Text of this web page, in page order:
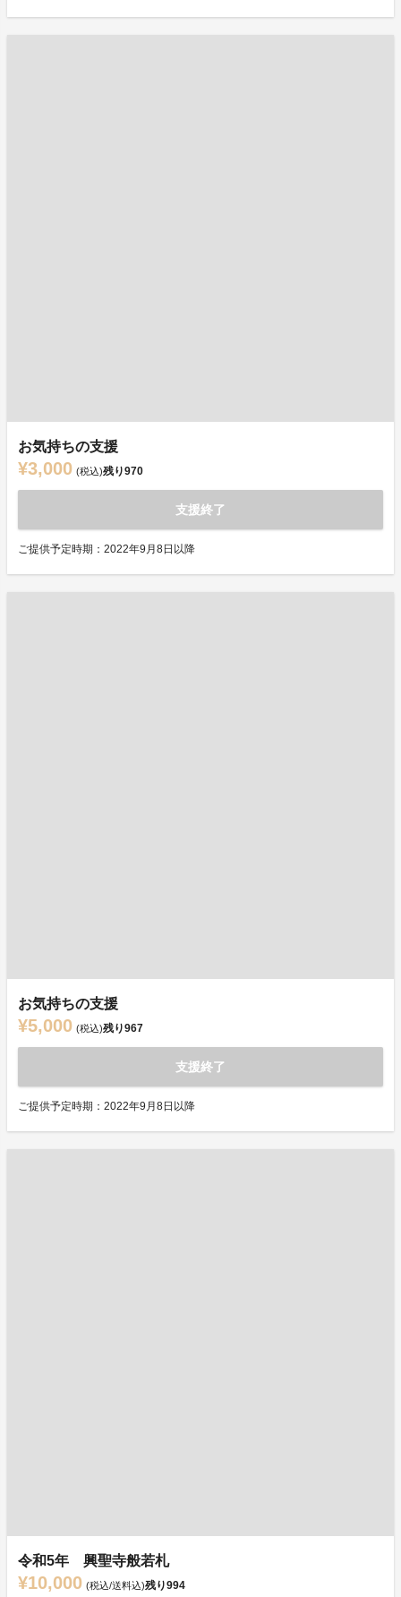
お気持ちの支援
¥3,000 (税込)残り970
支援終了
ご提供予定時期：2022年9月8日以降
お気持ちの支援
¥5,000 (税込)残り967
支援終了
ご提供予定時期：2022年9月8日以降
令和5年 興聖寺般若札
¥10,000 (税込/送料込)残り994